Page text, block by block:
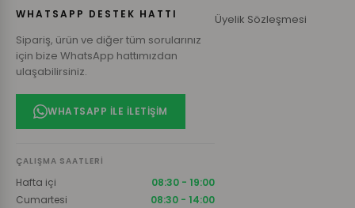
WHATSAPP DESTEK HATTI
Sipariş, ürün ve diğer tüm sorularınız
için bize WhatsApp hattımızdan
ulaşabilirsiniz.
WHATSAPP ILE İLETIŞIM
ÇALIŞMA SAATLERI
Hafta içi
08:30 - 19:00
Cumartesi
08:30 - 14:00
Üyelik Sözleşmesi